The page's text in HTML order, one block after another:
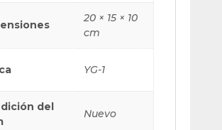
20 × 15 × 10
cm
YG-1
del
Nuevo